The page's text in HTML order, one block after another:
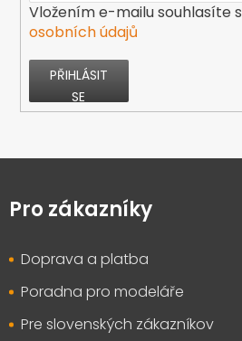
Vložením e-mailu souhlasíte s
osobních údajů
PŘIHLÁSIT
SE
pPro zákazníky
Doprava a platba
Poradna pro modeláře
Pre slovenských zákazníkov